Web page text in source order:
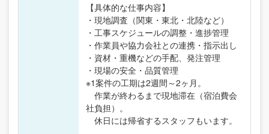
【具体的な仕事内容】
・現地調査（関東・東北・北陸など）
・工事スケジュールの調整・進捗管理
・作業員や協力会社との連携・指示出し
・資材・重機などの手配、発注管理
・現場の安全・品質管理
※1案件の工期は2週間～2ヶ月。
作業が終わるまで現地滞在（宿泊費会
社負担）。
休日には帰省するスタッフもいます。